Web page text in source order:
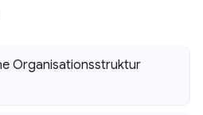
Organisationsstruktur